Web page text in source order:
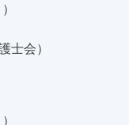
会）